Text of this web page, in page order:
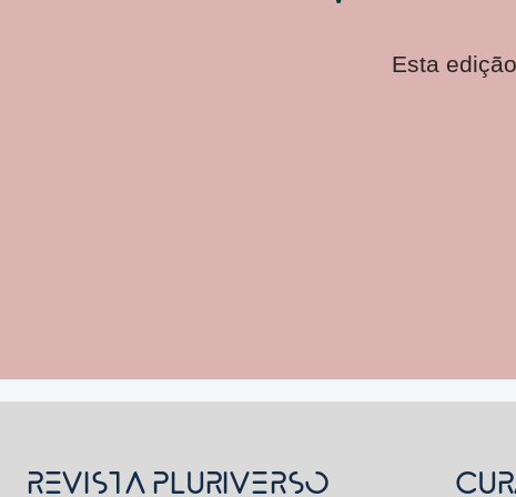
Esta
REVISTA PLURIVERSO